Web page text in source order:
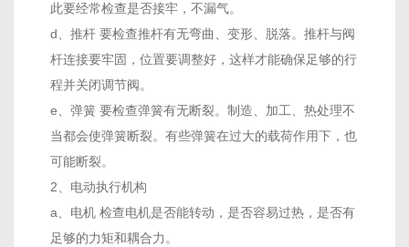
此要经常检查是否接牢，不漏气。
d、推杆 要检查推杆有无弯曲、变形、脱落。推杆与阀
杆连接要牢固，位置要调整好，这样才能确保足够的行
程并关闭调节阀。
e、弹簧 要检查弹簧有无断裂。制造、加工、热处理不
当都会使弹簧断裂。有些弹簧在过大的载荷作用下，也
可能断裂。
2、电动执行机构
a、电机 检查电机是否能转动，是否容易过热，是否有
足够的力矩和耦合力。